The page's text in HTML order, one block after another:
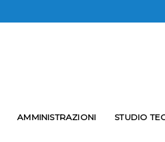
AMMINISTRAZIONI STUDIO